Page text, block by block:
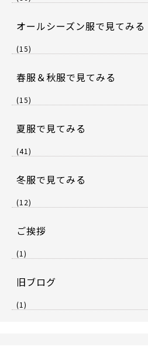
オールシーズン服で見てみる
(15)
春服＆秋服で見てみる
(15)
夏服で見てみる
(41)
冬服で見てみる
(12)
ご挨拶
(1)
旧ブログ
(1)